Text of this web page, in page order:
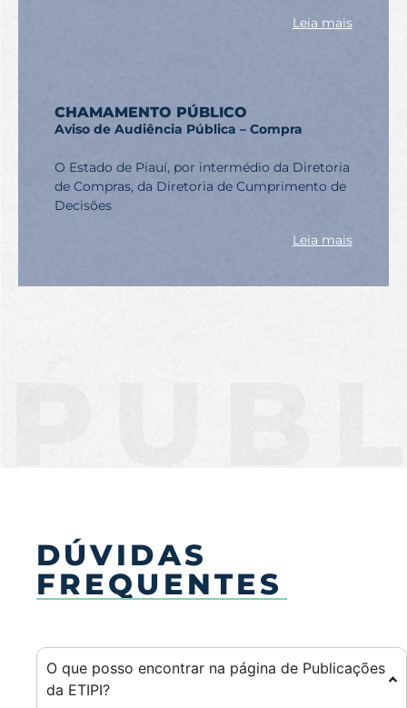
Leia mais
CHAMAMENTO PÚBLICO
Aviso de Audiência Pública – Compra
O Estado de Piauí, por intermédio da Diretoria
de Compras, da Diretoria de Cumprimento de
Decisões
Leia mais
DÚVIDAS
FREQUENTES
O que posso encontrar na página de Publicações
da ETIPI?